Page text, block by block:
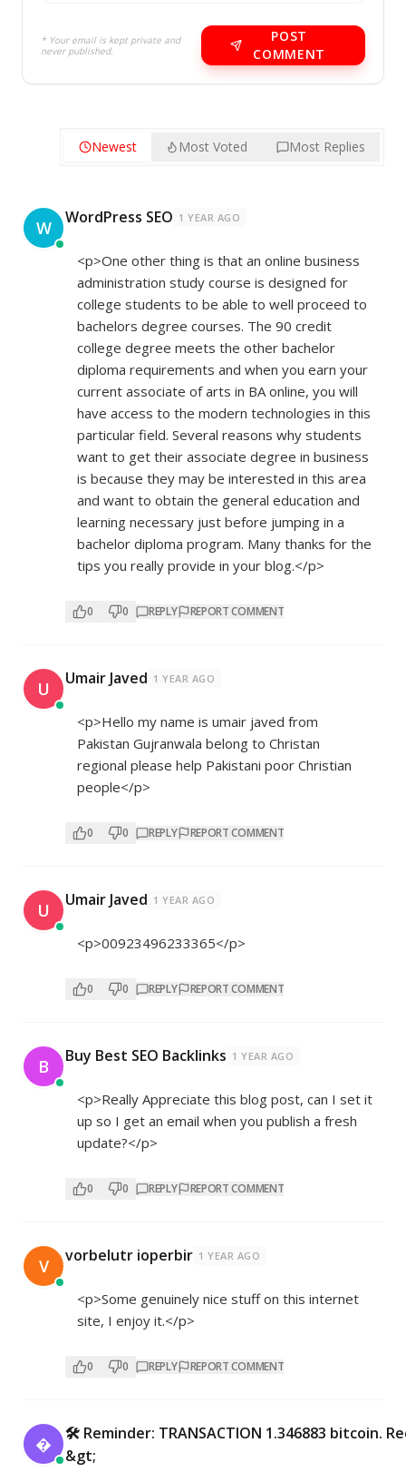
* Your email is kept private and
never published.
POST
COMMENT
Newest Most Voted Most Replies
W WordPress SEO 1 YEAR AGO
<p>One other thing is that an online business
administration study course is designed for
college students to be able to well proceed to
bachelors degree courses. The 90 credit
college degree meets the other bachelor
diploma requirements and when you earn your
current associate of arts in BA online, you will
have access to the modern technologies in this
particular field. Several reasons why students
want to get their associate degree in business
is because they may be interested in this area
and want to obtain the general education and
learning necessary just before jumping in a
bachelor diploma program. Many thanks for the
tips you really provide in your blog.</p>
0 0 REPLY REPORT COMMENT
U Umair Javed 1 YEAR AGO
<p>Hello my name is umair javed from
Pakistan Gujranwala belong to Christan
regional please help Pakistani poor Christian
people</p>
0 0 REPLY REPORT COMMENT
U Umair Javed 1 YEAR AGO
<p>00923496233365</p>
0 0 REPLY REPORT COMMENT
B Buy Best SEO Backlinks 1 YEAR AGO
<p>Really Appreciate this blog post, can I set it
up so I get an email when you publish a fresh
update?</p>
0 0 REPLY REPORT COMMENT
V vorbelutr ioperbir 1 YEAR AGO
<p>Some genuinely nice stuff on this internet
site, I enjoy it.</p>
0 0 REPLY REPORT COMMENT

🛠 Reminder: TRANSACTION 1.346883 bitcoin.
&gt;